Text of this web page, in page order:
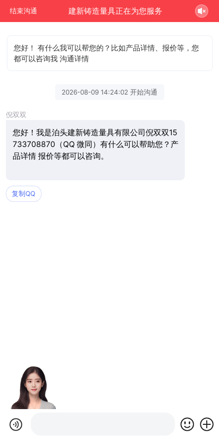
结束沟通 建新铸造量具正在为您服务
您好！ 有什么我可以帮您的？比如产品详情、报价等，您
都可以咨询我 沟通详情
2026-08-09 14:24:02 开始沟通
倪双双
您好！我是泊头建新铸造量具有限公司倪双双15
733708870（QQ 微同）有什么可以帮助您？产
品详情 报价等都可以咨询。
复制QQ